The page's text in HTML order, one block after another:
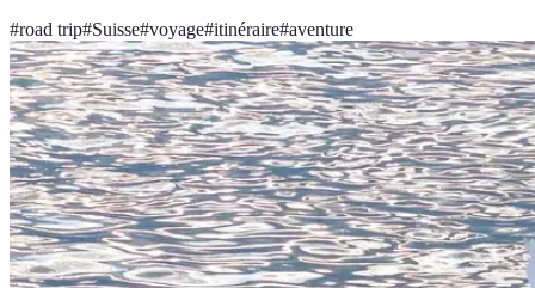
#road trip#Suisse#voyage#itinéraire#aventure